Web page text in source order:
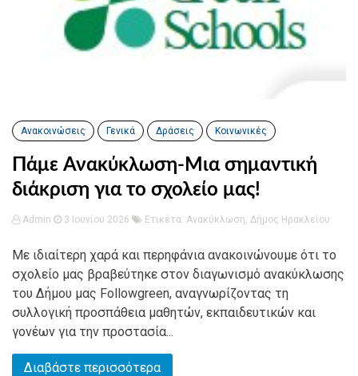
Ανακοινώσεις Γενικά Δράσεις Κοινωνικές
Πάμε Ανακύκλωση-Μια σημαντική
διάκριση για το σχολείο μας!
Admin 3 Ιουνίου 2026 Ετικέτα: Ανακύκλωση Δήμος Ηρακλείου
Με ιδιαίτερη χαρά και περηφάνια ανακοινώνουμε ότι το
σχολείο μας βραβεύτηκε στον διαγωνισμό ανακύκλωσης
του Δήμου μας Followgreen, αναγνωρίζοντας τη
συλλογική προσπάθεια μαθητών, εκπαιδευτικών και
γονέων για την προστασία...
Διαβάστε περισσότερα